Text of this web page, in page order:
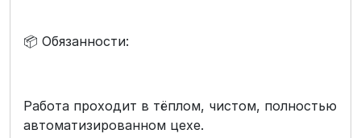
📦 Обязанности:
Работа проходит в тёплом, чистом, полностью
автоматизированном цехе.